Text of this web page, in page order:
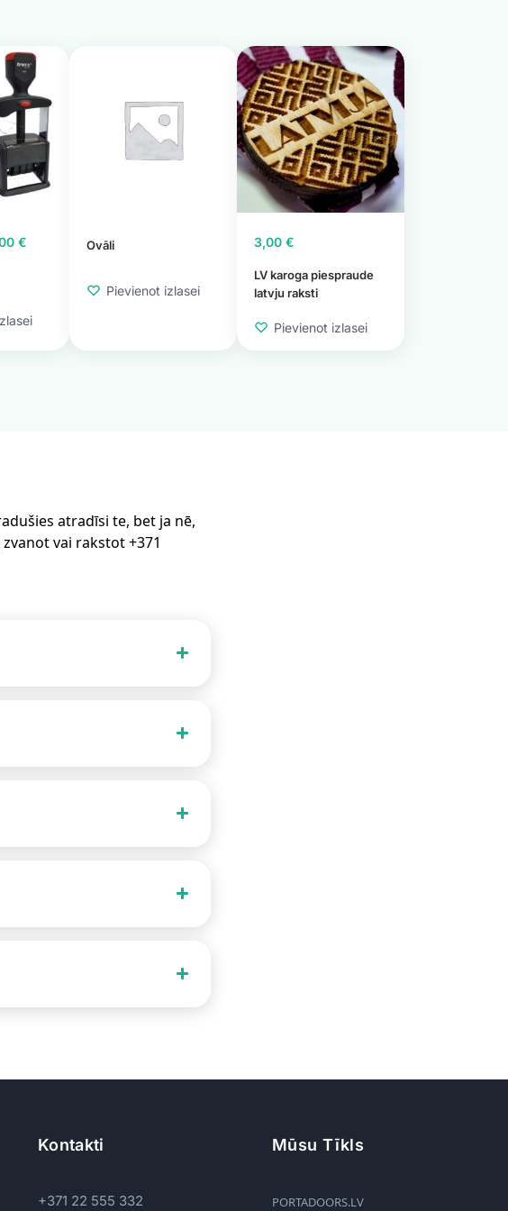
€ Ovāli
Pievienot izlasei
LV karoga piespraude
latvju raksti
3,00 €
Pievienot izlasei
atradīsi te, bet ja nē,
vai rakstot +371
Kontakti
+371 22 555 332
Mūsu Tīkls
PORTADOORS.LV